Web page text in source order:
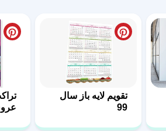
تقویم لایه باز سال
99